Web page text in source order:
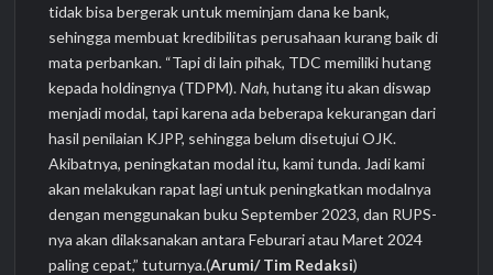
tidak bisa bergerak untuk meminjam dana ke bank,
sehingga membuat kredibilitas perusahaan kurang baik di
mata perbankan. “Tapi di lain pihak, TDC memiliki hutang
kepada holdingnya (TDPM).Nah, hutang itu akan diswap
menjadi modal, tapi karena ada beberapa kekurangan dari
hasil penilaian KJPP, sehingga belum disetujui OJK.
Akibatnya, peningkatan modal itu, kami tunda. Jadi kami
akan melakukan rapat lagi untuk peningkatkan modalnya
dengan menggunakan buku September 2023, dan RUPS-
nya akan dilaksanakan antara Feburari atau Maret 2024
paling cepat,” tuturnya.(Arumi/ Tim Redaksi)